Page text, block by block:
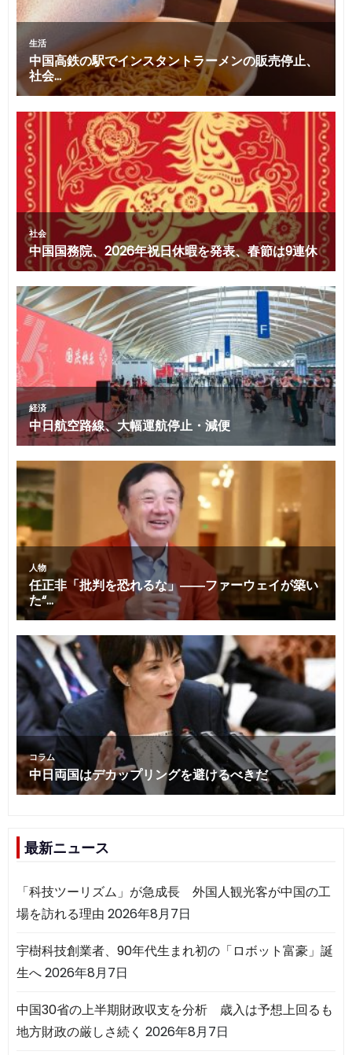
最新ニュース
「科技ツーリズム」が急成長 外国人観光客が中国の工
場を訪れる理由 2026年8月7日
宇樹科技創業者、90年代生まれ初の「ロボット富豪」誕
生へ2026年8月7日
中国30省の上半期財政収支を分析 歳入は予想上回るも
地方財政の厳しさ続く 2026年8月7日